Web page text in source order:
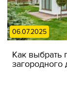
06.07.2025
Как выбрать
загородного